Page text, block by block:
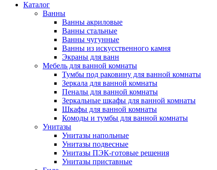
Каталог
Ванны
Ванны акриловые
Ванны стальные
Ванны чугунные
Ванны из искусственного камня
Экраны для ванн
Мебель для ванной комнаты
Тумбы под раковину для ванной комнаты
Зеркала для ванной комнаты
Пеналы для ванной комнаты
Зеркальные шкафы для ванной комнаты
Шкафы для ванной комнаты
Комоды и тумбы для ванной комнаты
Унитазы
Унитазы напольные
Унитазы подвесные
Унитазы ПЭК-готовые решения
Унитазы приставные